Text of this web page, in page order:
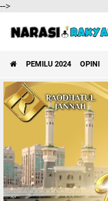
-->
PEMILU 2024 OPINI